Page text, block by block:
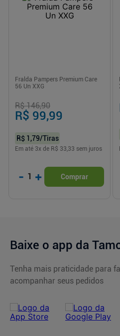
Fralda Pampers Premium Care
56 Un XXG
R$ 146,90
R$ 99,99
R$ 1,79/Tiras
Em até 3x de R$ 33,33 sem juros
- 1 + Comprar
Baixe o app da
Tenha mais praticidade para
acompanhar seus pedidos